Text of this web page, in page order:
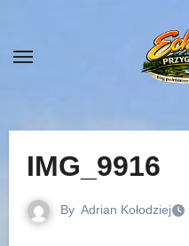
content
IMG_9916
By Adrian Kołodziej